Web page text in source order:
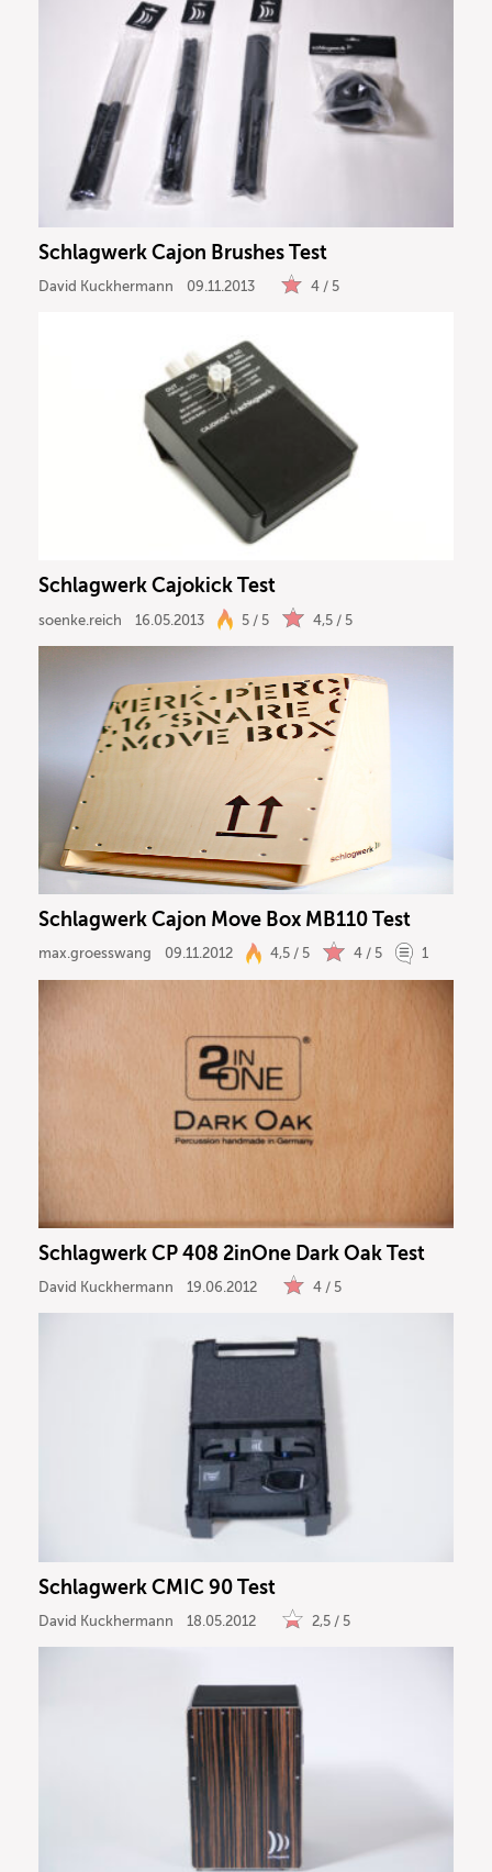
Schlagwerk Cajon Brushes Test
David Kuckhermann 09.11.2013 4 / 5
Schlagwerk Cajokick Test
soenke.reich 16.05.2013 5 / 5 4,5 / 5
Schlagwerk Cajon Move Box MB110 Test
max.groesswang 09.11.2012 4,5 / 5 4 / 5 1
Schlagwerk CP 408 2inOne Dark Oak Test
David Kuckhermann 19.06.2012 4 / 5
Schlagwerk CMIC 90 Test
David Kuckhermann 18.05.2012 2,5 / 5